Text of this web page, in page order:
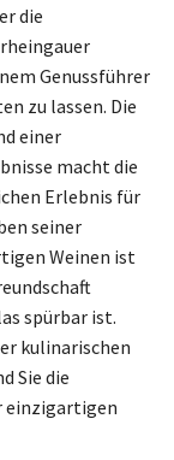
die
Genussführer
zu lassen. Die
einer
macht die
Erlebnis für
seiner
Weinen ist
spürbar ist.
kulinarischen
Sie die
einzigartigen